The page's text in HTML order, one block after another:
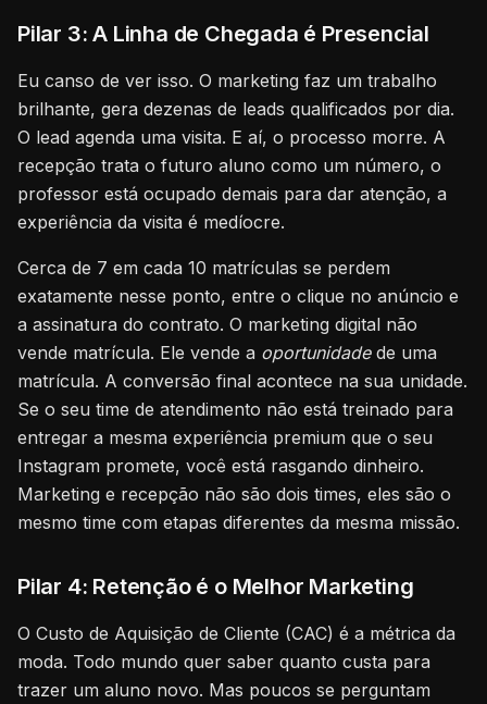
Pilar 3: A Linha de Chegada é Presencial
Eu canso de ver isso. O marketing faz um trabalho
brilhante, gera dezenas de leads qualificados por dia.
O lead agenda uma visita. E aí, o processo morre. A
recepção trata o futuro aluno como um número, o
professor está ocupado demais para dar atenção, a
experiência da visita é medíocre.
Cerca de 7 em cada 10 matrículas se perdem
exatamente nesse ponto, entre o clique no anúncio e
a assinatura do contrato. O marketing digital não
vende matrícula. Ele vende a oportunidadede uma
matrícula. A conversão final acontece na sua unidade.
Se o seu time de atendimento não está treinado para
entregar a mesma experiência premium que o seu
Instagram promete, você está rasgando dinheiro.
Marketing e recepção não são dois times, eles são o
mesmo time com etapas diferentes da mesma missão.
Pilar 4: Retenção é o Melhor Marketing
O Custo de Aquisição de Cliente (CAC) é a métrica da
moda. Todo mundo quer saber quanto custa para
trazer um aluno novo. Mas poucos se perguntam